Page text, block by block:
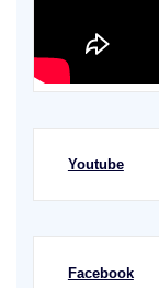
Youtube
Facebook